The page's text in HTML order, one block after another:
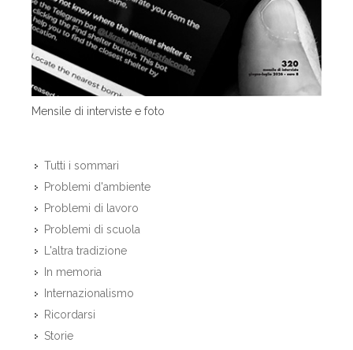
Mensile di interviste e foto
Tutti i sommari
Problemi d'ambiente
Problemi di lavoro
Problemi di scuola
L'altra tradizione
In memoria
Internazionalismo
Ricordarsi
Storie